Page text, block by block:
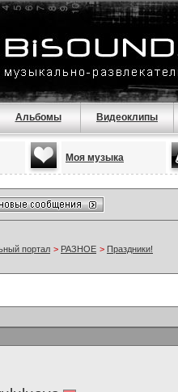
Альбомы Видеоклипы
Моя музыка
портал > РАЗНОЕ > Праздники!